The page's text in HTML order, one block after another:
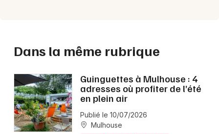
Dans la même rubrique
Guinguettes à Mulhouse : 4
adresses où profiter de l’été
en plein air
Publié le 10/07/2026
Mulhouse